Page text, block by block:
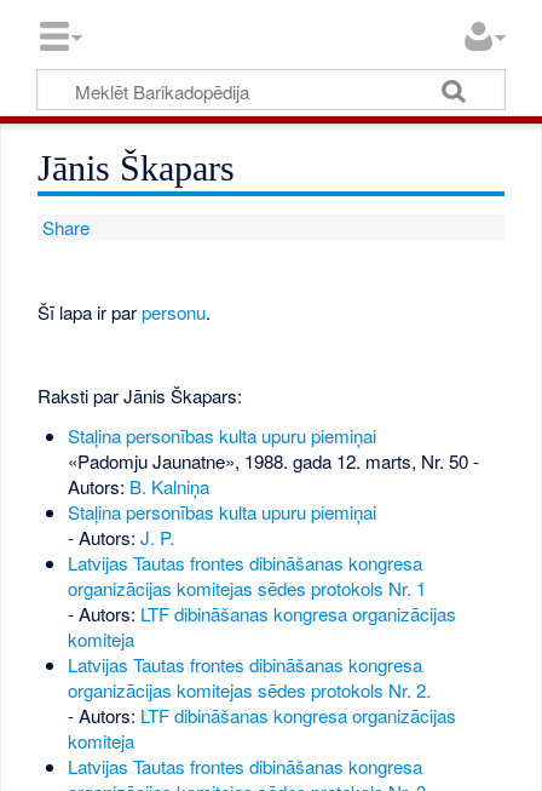
Jānis Škapars
Share
Šī lapa ir parpersonu.
Raksti par Jānis Škapars:
Staļina personības kulta upuru piemiņai
«Padomju Jaunatne», 1988. gada 12. marts, Nr. 50-
Autors: B. Kalniņa
Staļina personības kulta upuru piemiņai
- Autors: J. P.
Latvijas Tautas frontes dibināšanas kongresa
organizācijas komitejas sēdes protokols Nr. 1
- Autors: LTF dibināšanas kongresa organizācijas
komiteja
Latvijas Tautas frontes dibināšanas kongresa
organizācijas komitejas sēdes protokols Nr. 2.
- Autors: LTF dibināšanas kongresa organizācijas
komiteja
Latvijas Tautas frontes dibināšanas kongresa